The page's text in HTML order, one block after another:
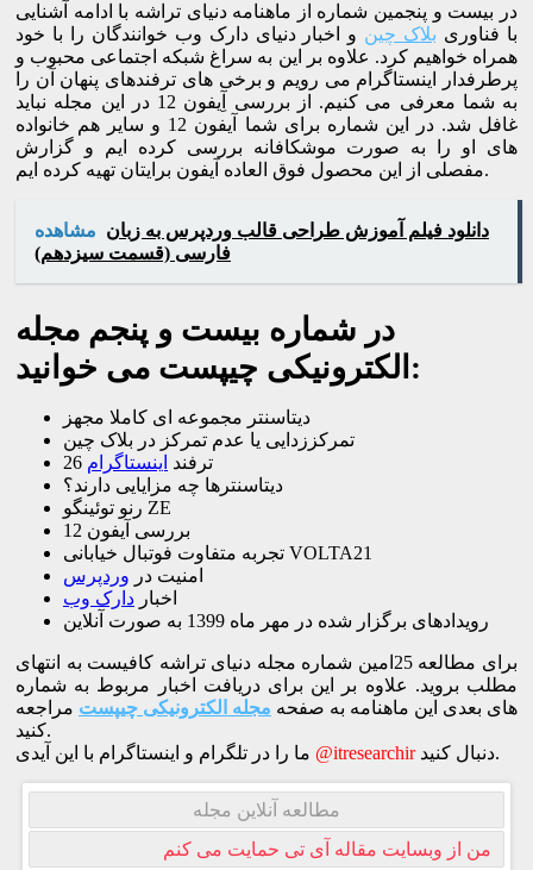
در بیست و پنجمین شماره از ماهنامه دنیای تراشه با ادامه آشنایی
با فناوری بلاک چین و اخبار دنیای دارک وب خوانندگان را با خود
همراه خواهیم کرد. علاوه بر این به سراغ شبکه اجتماعی محبوب و
پرطرفدار اینستاگرام می رویم و برخی های ترفندهای پنهان آن را
به شما معرفی می کنیم. از بررسی آِیفون 12 در این مجله نباید
غافل شد. در این شماره برای شما آیفون 12 و سایر هم خانواده
های او را به صورت موشکافانه بررسی کرده ایم و گزارش
مفصلی از این محصول فوق العاده آیفون برایتان تهیه کرده ایم.
مشاهده دانلود فیلم آموزش طراحی قالب وردپرس به زبان
فارسی (قسمت سیزدهم)
در شماره بیست و پنجم مجله
الکترونیکی چیپست می خوانید:
دیتاسنتر مجموعه ای کاملا مجهز
تمرکززدایی یا عدم تمرکز در بلاک چین
26 ترفند اینستاگرام
دیتاسنترها چه مزایایی دارند؟
رنو توئینگو ZE
بررسی آیفون 12
تجربه متفاوت فوتبال خیابانی VOLTA21
امنیت در وردپرس
اخبار دارک وب
رویدادهای برگزار شده در مهر ماه 1399 به صورت آنلاین
برای مطالعه 25امین شماره مجله دنیای تراشه کافیست به انتهای
مطلب بروید. علاوه بر این برای دریافت اخبار مربوط به شماره
های بعدی این ماهنامه به صفحه مجله الکترونیکی چیپست مراجعه
کنید.
ما را در تلگرام و اینستاگرام با این آیدی @itresearchir دنبال کنید.
مطالعه آنلاین مجله
من از وبسایت مقاله آی تی حمایت می کنم